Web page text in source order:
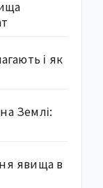
і як
Землі:
явища в